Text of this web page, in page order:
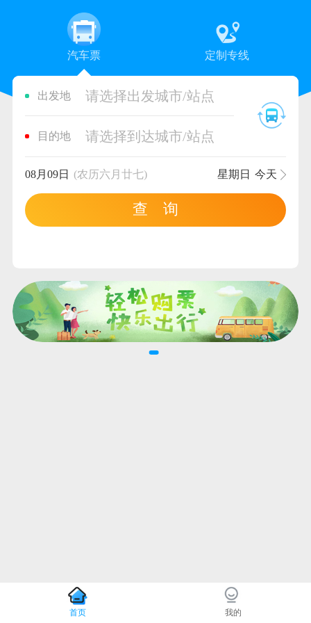
汽车票 定制专线
出发地 请选择出发城市/站点
目的地 请选择到达城市/站点
08月09日 (农历六月廿七) 星期日 今天
查 询
首页 我的